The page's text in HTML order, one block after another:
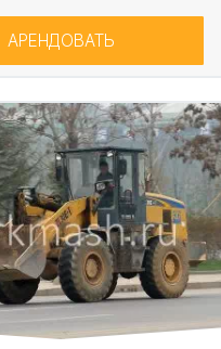
АРЕНДОВАТЬ